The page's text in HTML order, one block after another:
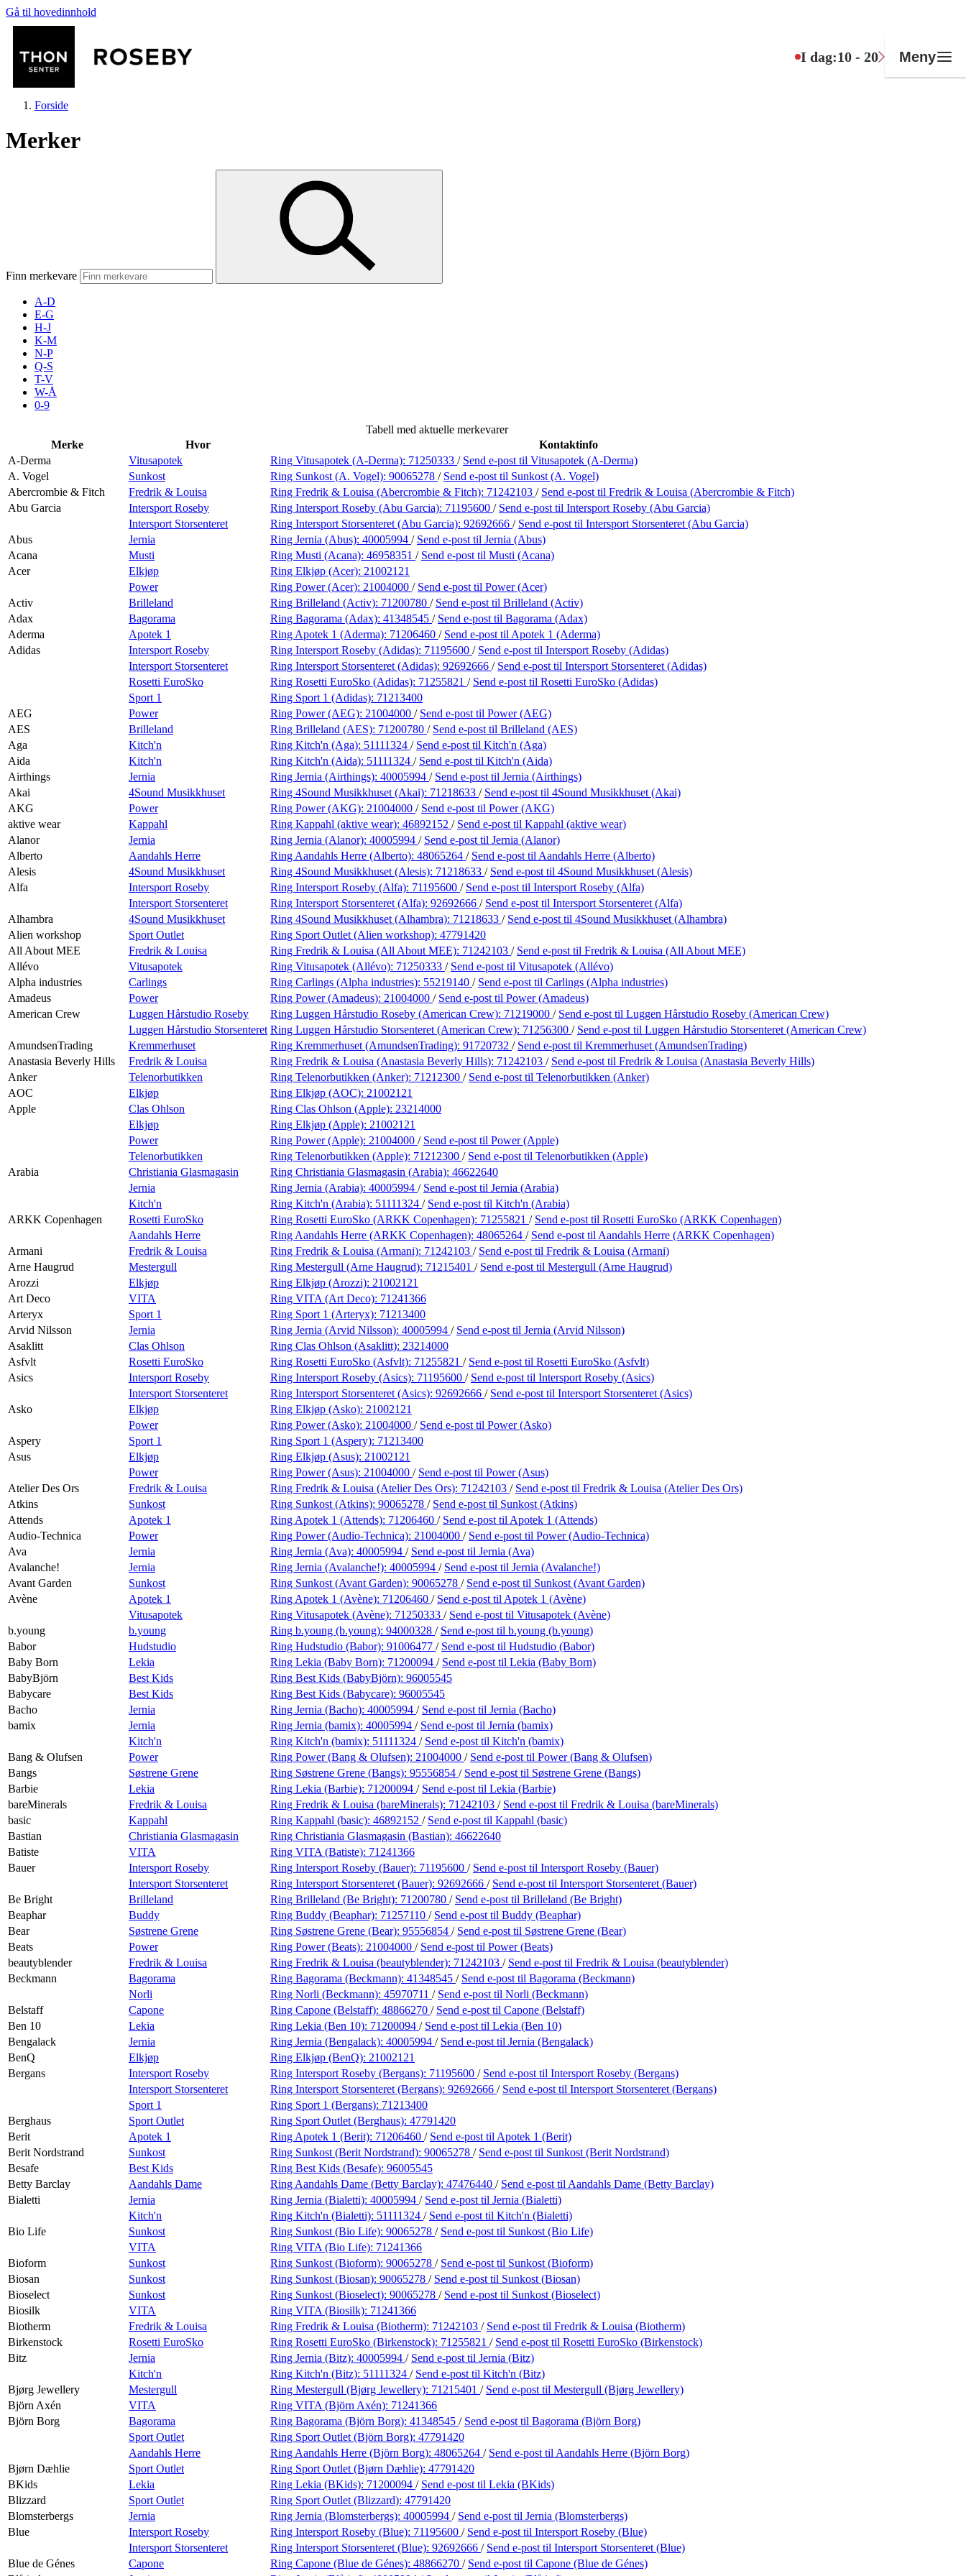
Gå til hovedinnhold
I dag:10 - 20 Meny
Mat og drikke
Inspirasjon
Åpningstider
Praktisk informasjon
Ledige stillinger
Forside
Merker
Finn merkevare
A-D
E-G
H-J
K-M
N-P
Q-S
T-V
W-Å
0-9
Tabell med aktuelle merkevarer
Merke
Hvor
Kontaktinfo
A-Derma
Vitusapotek Ring Vitusapotek (A-Derma): 71250333 / Send e-post til Vitusapotek (A-Derma)
A. Vogel
Sunkost Ring Sunkost (A. Vogel): 90065278 / Send e-post til Sunkost (A. Vogel)
Abercrombie & Fitch
Fredrik & Louisa Ring Fredrik & Louisa (Abercrombie & Fitch): 71242103 / Send e-post til Fredrik & Louisa (Abercrombie & Fitch)
Abu Garcia
Intersport Roseby Ring Intersport Roseby (Abu Garcia): 71195600 / Send e-post til Intersport Roseby (Abu Garcia)
Intersport Storsenteret
Ring Intersport Storsenteret (Abu Garcia): 92692666 / Send e-post til Intersport Storsenteret (Abu Garcia)
Abus
Jernia Ring Jernia (Abus): 40005994 / Send e-post til Jernia (Abus)
Acana
Musti Ring Musti (Acana): 46958351 / Send e-post til Musti (Acana)
Acer
Elkjøp Ring Elkjøp (Acer): 21002121
Power
Ring Power (Acer): 21004000 / Send e-post til Power (Acer)
Activ
Brilleland Ring Brilleland (Activ): 71200780 / Send e-post til Brilleland (Activ)
Adax
Bagorama Ring Bagorama (Adax): 41348545 / Send e-post til Bagorama (Adax)
Aderma
Apotek 1 Ring Apotek 1 (Aderma): 71206460 / Send e-post til Apotek 1 (Aderma)
Adidas
Intersport Roseby Ring Intersport Roseby (Adidas): 71195600 / Send e-post til Intersport Roseby (Adidas)
Intersport Storsenteret
Ring Intersport Storsenteret (Adidas): 92692666 / Send e-post til Intersport Storsenteret (Adidas)
Rosetti EuroSko
Ring Rosetti EuroSko (Adidas): 71255821 / Send e-post til Rosetti EuroSko (Adidas)
Sport 1
Ring Sport 1 (Adidas): 71213400
AEG
Power Ring Power (AEG): 21004000 / Send e-post til Power (AEG)
AES
Brilleland Ring Brilleland (AES): 71200780 / Send e-post til Brilleland (AES)
Aga
Kitch'n Ring Kitch'n (Aga): 51111324 / Send e-post til Kitch'n (Aga)
Aida
Kitch'n Ring Kitch'n (Aida): 51111324 / Send e-post til Kitch'n (Aida)
Airthings
Jernia Ring Jernia (Airthings): 40005994 / Send e-post til Jernia (Airthings)
Akai
4Sound Musikkhuset Ring 4Sound Musikkhuset (Akai): 71218633 / Send e-post til 4Sound Musikkhuset (Akai)
AKG
Power Ring Power (AKG): 21004000 / Send e-post til Power (AKG)
aktive wear
Kappahl Ring Kappahl (aktive wear): 46892152 / Send e-post til Kappahl (aktive wear)
Alanor
Jernia Ring Jernia (Alanor): 40005994 / Send e-post til Jernia (Alanor)
Alberto
Aandahls Herre Ring Aandahls Herre (Alberto): 48065264 / Send e-post til Aandahls Herre (Alberto)
Alesis
4Sound Musikkhuset Ring 4Sound Musikkhuset (Alesis): 71218633 / Send e-post til 4Sound Musikkhuset (Alesis)
Alfa
Intersport Roseby Ring Intersport Roseby (Alfa): 71195600 / Send e-post til Intersport Roseby (Alfa)
Intersport Storsenteret
Ring Intersport Storsenteret (Alfa): 92692666 / Send e-post til Intersport Storsenteret (Alfa)
Alhambra
4Sound Musikkhuset Ring 4Sound Musikkhuset (Alhambra): 71218633 / Send e-post til 4Sound Musikkhuset (Alhambra)
Alien workshop
Sport Outlet Ring Sport Outlet (Alien workshop): 47791420
All About MEE
Fredrik & Louisa Ring Fredrik & Louisa (All About MEE): 71242103 / Send e-post til Fredrik & Louisa (All About MEE)
Allévo
Vitusapotek Ring Vitusapotek (Allévo): 71250333 / Send e-post til Vitusapotek (Allévo)
Alpha industries
Carlings Ring Carlings (Alpha industries): 55219140 / Send e-post til Carlings (Alpha industries)
Amadeus
Power Ring Power (Amadeus): 21004000 / Send e-post til Power (Amadeus)
American Crew
Luggen Hårstudio Roseby Ring Luggen Hårstudio Roseby (American Crew): 71219000 / Send e-post til Luggen Hårstudio Roseby (American Crew)
Luggen Hårstudio Storsenteret Ring Luggen Hårstudio Storsenteret (American Crew): 71256300 / Send e-post til Luggen Hårstudio Storsenteret (American Crew)
AmundsenTrading
Kremmerhuset Ring Kremmerhuset (AmundsenTrading): 91720732 / Send e-post til Kremmerhuset (AmundsenTrading)
Anastasia Beverly Hills
Fredrik & Louisa Ring Fredrik & Louisa (Anastasia Beverly Hills): 71242103 / Send e-post til Fredrik & Louisa (Anastasia Beverly Hills)
Anker
Telenorbutikken Ring Telenorbutikken (Anker): 71212300 / Send e-post til Telenorbutikken (Anker)
AOC
Elkjøp Ring Elkjøp (AOC): 21002121
Apple
Clas Ohlson Ring Clas Ohlson (Apple): 23214000
Elkjøp
Ring Elkjøp (Apple): 21002121
Power
Ring Power (Apple): 21004000 / Send e-post til Power (Apple)
Telenorbutikken
Ring Telenorbutikken (Apple): 71212300 / Send e-post til Telenorbutikken (Apple)
Arabia
Christiania Glasmagasin Ring Christiania Glasmagasin (Arabia): 46622640
Jernia
Ring Jernia (Arabia): 40005994 / Send e-post til Jernia (Arabia)
Kitch'n
Ring Kitch'n (Arabia): 51111324 / Send e-post til Kitch'n (Arabia)
ARKK Copenhagen
Rosetti EuroSko Ring Rosetti EuroSko (ARKK Copenhagen): 71255821 / Send e-post til Rosetti EuroSko (ARKK Copenhagen)
Aandahls Herre
Ring Aandahls Herre (ARKK Copenhagen): 48065264 / Send e-post til Aandahls Herre (ARKK Copenhagen)
Armani
Fredrik & Louisa Ring Fredrik & Louisa (Armani): 71242103 / Send e-post til Fredrik & Louisa (Armani)
Arne Haugrud
Mestergull Ring Mestergull (Arne Haugrud): 71215401 / Send e-post til Mestergull (Arne Haugrud)
Arozzi
Elkjøp Ring Elkjøp (Arozzi): 21002121
Art Deco
VITA Ring VITA (Art Deco): 71241366
Arteryx
Sport 1 Ring Sport 1 (Arteryx): 71213400
Arvid Nilsson
Jernia Ring Jernia (Arvid Nilsson): 40005994 / Send e-post til Jernia (Arvid Nilsson)
Asaklitt
Clas Ohlson Ring Clas Ohlson (Asaklitt): 23214000
Asfvlt
Rosetti EuroSko Ring Rosetti EuroSko (Asfvlt): 71255821 / Send e-post til Rosetti EuroSko (Asfvlt)
Asics
Intersport Roseby Ring Intersport Roseby (Asics): 71195600 / Send e-post til Intersport Roseby (Asics)
Intersport Storsenteret
Ring Intersport Storsenteret (Asics): 92692666 / Send e-post til Intersport Storsenteret (Asics)
Asko
Elkjøp Ring Elkjøp (Asko): 21002121
Power
Ring Power (Asko): 21004000 / Send e-post til Power (Asko)
Aspery
Sport 1 Ring Sport 1 (Aspery): 71213400
Asus
Elkjøp Ring Elkjøp (Asus): 21002121
Power
Ring Power (Asus): 21004000 / Send e-post til Power (Asus)
Atelier Des Ors
Fredrik & Louisa Ring Fredrik & Louisa (Atelier Des Ors): 71242103 / Send e-post til Fredrik & Louisa (Atelier Des Ors)
Atkins
Sunkost Ring Sunkost (Atkins): 90065278 / Send e-post til Sunkost (Atkins)
Attends
Apotek 1 Ring Apotek 1 (Attends): 71206460 / Send e-post til Apotek 1 (Attends)
Audio-Technica
Power Ring Power (Audio-Technica): 21004000 / Send e-post til Power (Audio-Technica)
Ava
Jernia Ring Jernia (Ava): 40005994 / Send e-post til Jernia (Ava)
Avalanche!
Jernia Ring Jernia (Avalanche!): 40005994 / Send e-post til Jernia (Avalanche!)
Avant Garden
Sunkost Ring Sunkost (Avant Garden): 90065278 / Send e-post til Sunkost (Avant Garden)
Avène
Apotek 1 Ring Apotek 1 (Avène): 71206460 / Send e-post til Apotek 1 (Avène)
Vitusapotek
Ring Vitusapotek (Avène): 71250333 / Send e-post til Vitusapotek (Avène)
b.young
b.young Ring b.young (b.young): 94000328 / Send e-post til b.young (b.young)
Babor
Hudstudio Ring Hudstudio (Babor): 91006477 / Send e-post til Hudstudio (Babor)
Baby Born
Lekia Ring Lekia (Baby Born): 71200094 / Send e-post til Lekia (Baby Born)
BabyBjörn
Best Kids Ring Best Kids (BabyBjörn): 96005545
Babycare
Best Kids Ring Best Kids (Babycare): 96005545
Bacho
Jernia Ring Jernia (Bacho): 40005994 / Send e-post til Jernia (Bacho)
bamix
Jernia Ring Jernia (bamix): 40005994 / Send e-post til Jernia (bamix)
Kitch'n
Ring Kitch'n (bamix): 51111324 / Send e-post til Kitch'n (bamix)
Bang & Olufsen
Power Ring Power (Bang & Olufsen): 21004000 / Send e-post til Power (Bang & Olufsen)
Bangs
Søstrene Grene Ring Søstrene Grene (Bangs): 95556854 / Send e-post til Søstrene Grene (Bangs)
Barbie
Lekia Ring Lekia (Barbie): 71200094 / Send e-post til Lekia (Barbie)
bareMinerals
Fredrik & Louisa Ring Fredrik & Louisa (bareMinerals): 71242103 / Send e-post til Fredrik & Louisa (bareMinerals)
basic
Kappahl Ring Kappahl (basic): 46892152 / Send e-post til Kappahl (basic)
Bastian
Christiania Glasmagasin Ring Christiania Glasmagasin (Bastian): 46622640
Batiste
VITA Ring VITA (Batiste): 71241366
Bauer
Intersport Roseby Ring Intersport Roseby (Bauer): 71195600 / Send e-post til Intersport Roseby (Bauer)
Intersport Storsenteret
Ring Intersport Storsenteret (Bauer): 92692666 / Send e-post til Intersport Storsenteret (Bauer)
Be Bright
Brilleland Ring Brilleland (Be Bright): 71200780 / Send e-post til Brilleland (Be Bright)
Beaphar
Buddy Ring Buddy (Beaphar): 71257110 / Send e-post til Buddy (Beaphar)
Bear
Søstrene Grene Ring Søstrene Grene (Bear): 95556854 / Send e-post til Søstrene Grene (Bear)
Beats
Power Ring Power (Beats): 21004000 / Send e-post til Power (Beats)
beautyblender
Fredrik & Louisa Ring Fredrik & Louisa (beautyblender): 71242103 / Send e-post til Fredrik & Louisa (beautyblender)
Beckmann
Bagorama Ring Bagorama (Beckmann): 41348545 / Send e-post til Bagorama (Beckmann)
Norli
Ring Norli (Beckmann): 45970711 / Send e-post til Norli (Beckmann)
Belstaff
Capone Ring Capone (Belstaff): 48866270 / Send e-post til Capone (Belstaff)
Ben 10
Lekia Ring Lekia (Ben 10): 71200094 / Send e-post til Lekia (Ben 10)
Bengalack
Jernia Ring Jernia (Bengalack): 40005994 / Send e-post til Jernia (Bengalack)
BenQ
Elkjøp Ring Elkjøp (BenQ): 21002121
Bergans
Intersport Roseby Ring Intersport Roseby (Bergans): 71195600 / Send e-post til Intersport Roseby (Bergans)
Intersport Storsenteret
Ring Intersport Storsenteret (Bergans): 92692666 / Send e-post til Intersport Storsenteret (Bergans)
Sport 1
Ring Sport 1 (Bergans): 71213400
Berghaus
Sport Outlet Ring Sport Outlet (Berghaus): 47791420
Berit
Apotek 1 Ring Apotek 1 (Berit): 71206460 / Send e-post til Apotek 1 (Berit)
Berit Nordstrand
Sunkost Ring Sunkost (Berit Nordstrand): 90065278 / Send e-post til Sunkost (Berit Nordstrand)
Besafe
Best Kids Ring Best Kids (Besafe): 96005545
Betty Barclay
Aandahls Dame Ring Aandahls Dame (Betty Barclay): 47476440 / Send e-post til Aandahls Dame (Betty Barclay)
Bialetti
Jernia Ring Jernia (Bialetti): 40005994 / Send e-post til Jernia (Bialetti)
Kitch'n
Ring Kitch'n (Bialetti): 51111324 / Send e-post til Kitch'n (Bialetti)
Bio Life
Sunkost Ring Sunkost (Bio Life): 90065278 / Send e-post til Sunkost (Bio Life)
VITA
Ring VITA (Bio Life): 71241366
Bioform
Sunkost Ring Sunkost (Bioform): 90065278 / Send e-post til Sunkost (Bioform)
Biosan
Sunkost Ring Sunkost (Biosan): 90065278 / Send e-post til Sunkost (Biosan)
Bioselect
Sunkost Ring Sunkost (Bioselect): 90065278 / Send e-post til Sunkost (Bioselect)
Biosilk
VITA Ring VITA (Biosilk): 71241366
Biotherm
Fredrik & Louisa Ring Fredrik & Louisa (Biotherm): 71242103 / Send e-post til Fredrik & Louisa (Biotherm)
Birkenstock
Rosetti EuroSko Ring Rosetti EuroSko (Birkenstock): 71255821 / Send e-post til Rosetti EuroSko (Birkenstock)
Bitz
Jernia Ring Jernia (Bitz): 40005994 / Send e-post til Jernia (Bitz)
Kitch'n
Ring Kitch'n (Bitz): 51111324 / Send e-post til Kitch'n (Bitz)
Bjørg Jewellery
Mestergull Ring Mestergull (Bjørg Jewellery): 71215401 / Send e-post til Mestergull (Bjørg Jewellery)
Björn Axén
VITA Ring VITA (Björn Axén): 71241366
Björn Borg
Bagorama Ring Bagorama (Björn Borg): 41348545 / Send e-post til Bagorama (Björn Borg)
Sport Outlet
Ring Sport Outlet (Björn Borg): 47791420
Aandahls Herre
Ring Aandahls Herre (Björn Borg): 48065264 / Send e-post til Aandahls Herre (Björn Borg)
Bjørn Dæhlie
Sport Outlet Ring Sport Outlet (Bjørn Dæhlie): 47791420
BKids
Lekia Ring Lekia (BKids): 71200094 / Send e-post til Lekia (BKids)
Blizzard
Sport Outlet Ring Sport Outlet (Blizzard): 47791420
Blomsterbergs
Jernia Ring Jernia (Blomsterbergs): 40005994 / Send e-post til Jernia (Blomsterbergs)
Blue
Intersport Roseby Ring Intersport Roseby (Blue): 71195600 / Send e-post til Intersport Roseby (Blue)
Intersport Storsenteret
Ring Intersport Storsenteret (Blue): 92692666 / Send e-post til Intersport Storsenteret (Blue)
Blue de Génes
Capone Ring Capone (Blue de Génes): 48866270 / Send e-post til Capone (Blue de Génes)